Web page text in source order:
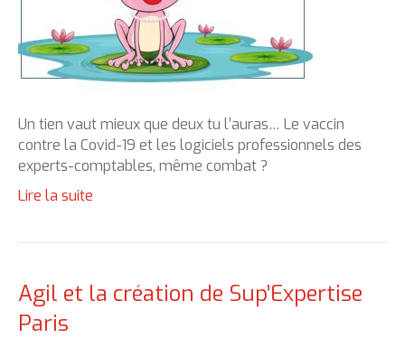
Un tien vaut mieux que deux tu l’auras… Le vaccin
contre la Covid-19 et les logiciels professionnels des
experts-comptables, même combat ?
Lire la suite
Agil et la création de Sup’Expertise
Paris